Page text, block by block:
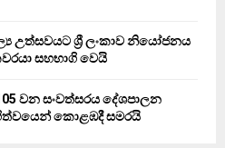
උත්සවයට ශ්‍රී ලංකාව නියෝජනය
සහභාගි වෙයි
වන සංවත්සරය දේශපාලන
කොළඹදී සමරයි